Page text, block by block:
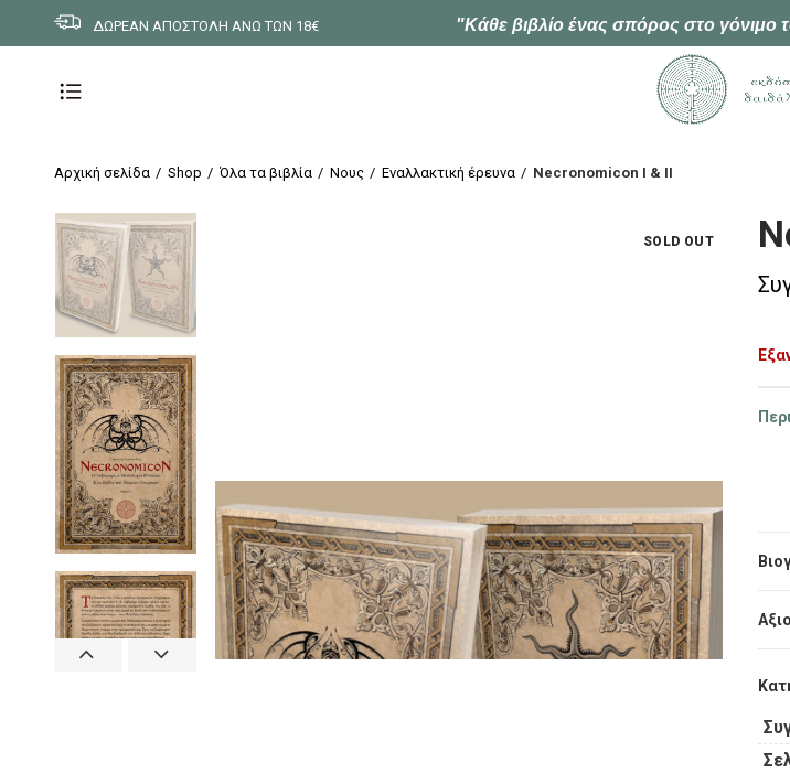
ΔΩΡΕΑΝ ΑΠΟΣΤΟΛΗ ΑΝΩ ΤΩΝ 18€ "Κάθε βιβλίο ένας σπόρος στο γόνιμο
Αρχική σελίδα Shop Όλα τα βιβλία Νους Εναλλακτική έρευνα Necronomicon I & II
SOLD OUT